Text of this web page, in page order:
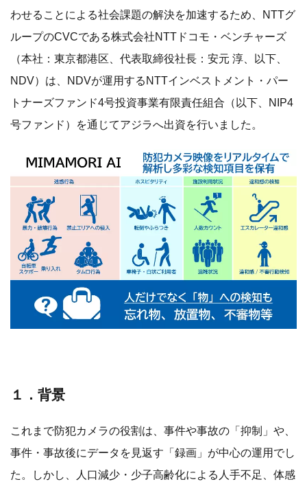
わせることによる社会課題の解決を加速するため、NTTグ
ループのCVCである株式会社NTTドコモ・ベンチャーズ
（本社：東京都港区、代表取締役社長：安元 淳、以下、
NDV）は、NDVが運用するNTTインベストメント・パー
トナーズファンド4号投資事業有限責任組合（以下、NIP4
号ファンド）を通じてアジラへ出資を行いました。
１．背景
これまで防犯カメラの役割は、事件や事故の「抑制」や、
事件・事故後にデータを見返す「録画」が中心の運用でし
た。しかし、人口減少・少子高齢化による人手不足、体感